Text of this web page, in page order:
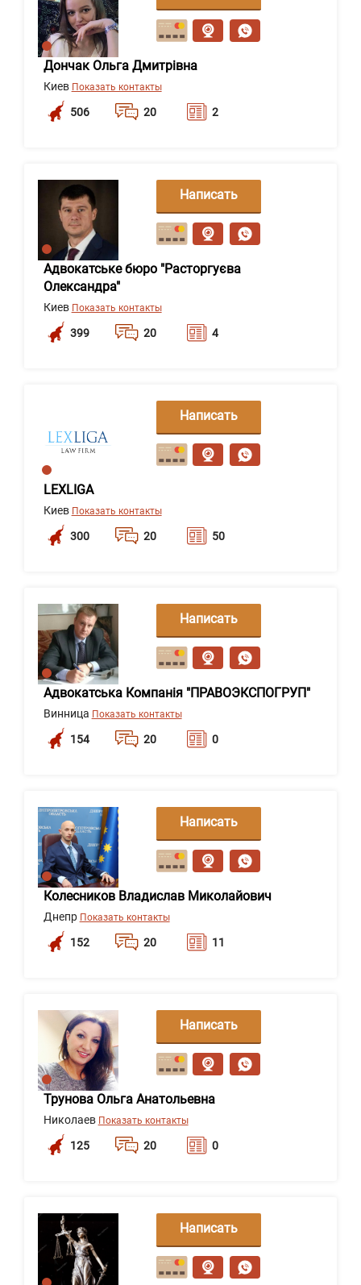
Дончак Ольга Дмитрівна
Киев Показать контакты
506 20 2
сообщение
Адвокатське бюро "Расторгуєва
Олександра"
Киев Показать контакты
399 20 4
Написать
сообщение
LEXLIGA
Киев Показать контакты
300 20 50
Написать
сообщение
Адвокатська Компанія "ПРАВОЭКСПОГРУП"
Винница Показать контакты
154 20 0
Написать
сообщение
Колесников Владислав Миколайович
Днепр Показать контакты
152 20 11
Написать
сообщение
Трунова Ольга Анатольевна
Николаев Показать контакты
125 20 0
Написать
сообщение
Написать
сообщение